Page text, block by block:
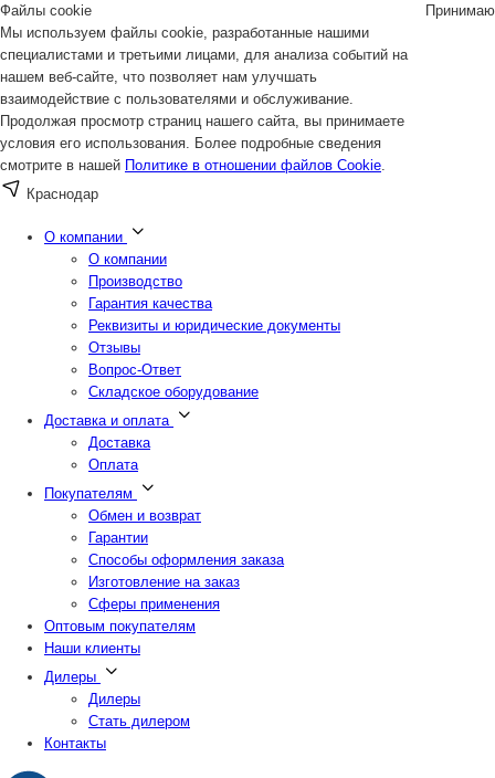
Файлы cookie
Мы используем файлы cookie, разработанные нашими
специалистами и третьими лицами, для анализа событий на
нашем веб-сайте, что позволяет нам улучшать
взаимодействие с пользователями и обслуживание.
Продолжая просмотр страниц нашего сайта, вы принимаете
условия его использования. Более подробные сведения
смотрите в нашей Политике в отношении файлов Cookie.
Принимаю
Краснодар
О компании
О компании
Производство
Гарантия качества
Реквизиты и юридические документы
Отзывы
Вопрос-Ответ
Складское оборудование
Доставка и оплата
Доставка
Оплата
Покупателям
Обмен и возврат
Гарантии
Способы оформления заказа
Изготовление на заказ
Сферы применения
Оптовым покупателям
Наши клиенты
Дилеры
Дилеры
Стать дилером
Контакты